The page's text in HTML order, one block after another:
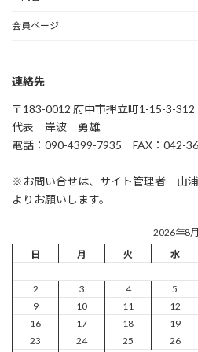
会員ページ
連絡先
〒183-0012 府中市押立町1-15-3-312
代表 岸波 勇雄
電話：090-4399-7935 FAX：042-
※お問い合せは、サイト管理者 山浦
よりお願いします。
2026年8月
日
月 火 水
2
3 4 5
9
10 11 12
16
17 18 19
23
24 25 26